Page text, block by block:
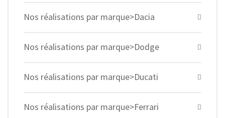
Nos réalisations par marque>Dacia
Nos réalisations par marque>Dodge
Nos réalisations par marque>Ducati
Nos réalisations par marque>Ferrari